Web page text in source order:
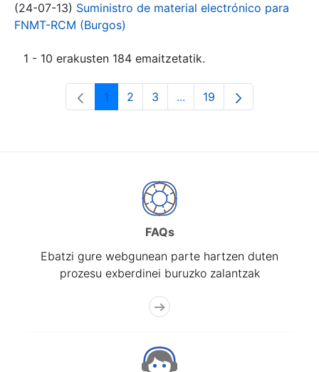
(24-07-13) Suministro de material electrónico para
FNMT-RCM (Burgos)
1 - 10 erakusten 184 emaitzetatik.
Orrialdea
1 Orrialdea
2 Orrialdea
3 ...Intermediate Pages Use
Orrialdea
19
FAQs
Ebatzi gure webgunean parte hartzen duten
prozesu exberdinei buruzko zalantzak